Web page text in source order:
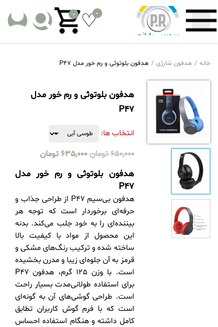
0
0
خانه هدفون شارژی هدفون بلوتوثی و رم خور مدل P47
هدفون بلوتوثی و رم خور مدل
P47
انتخاب ها:
650,000 تومان 635,000 تومان
هدفون بلوتوثی و رم خور مدل
P47
هدفون بی‌سیم P47 از طراحی جذاب و
حرفه‌ای برخوردار است که توجه هر
بیننده‌ای را به خود جلب می‌کند. بدنه
این محصول از مواد با کیفیت بالا
ساخته شده و ترکیب رنگ‌های مشکی و
قرمز به آن جلوه‌ای زیبا و مدرن بخشیده
است. با وزن 125 گرم، هدفون P47
برای استفاده طولانی‌مدت بسیار راحت
است. طراحی گوشی‌های آن به گونه‌ای
است که با فرم گوش کاربران تطابق
کامل داشته و هنگام استفاده احساس